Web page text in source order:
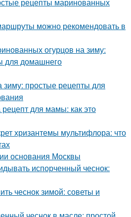
можно рекомендовать в
огурцов на зиму:
для домашнего
зиму: простые рецепты для
для мамы: как это
хризантемы мультифлора: что
основания Москвы
испорченный чеснок:
чеснок зимой: советы и